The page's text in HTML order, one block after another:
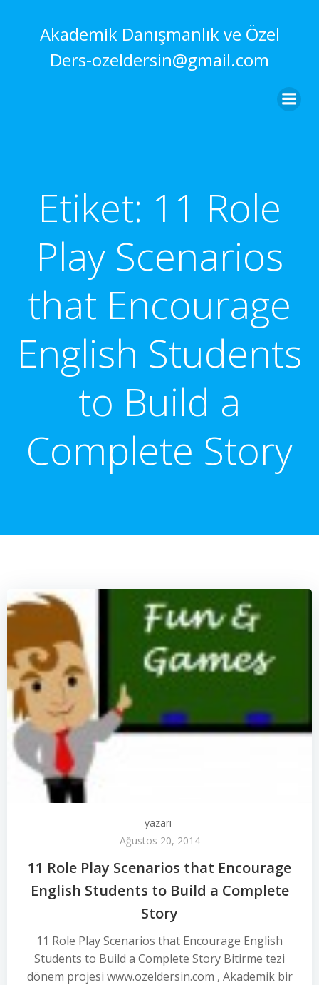
Akademik Danışmanlık ve Özel
Ders-ozeldersin@gmail.com
Etiket: 11 Role
Play Scenarios
that Encourage
English Students
to Build a
Complete Story
yazarı
Ağustos 20, 2014
11 Role Play Scenarios that Encourage
English Students to Build a Complete
Story
11 Role Play Scenarios that Encourage English
Students to Build a Complete Story Bitirme tezi
dönem projesi www.ozeldersin.com , Akademik bir